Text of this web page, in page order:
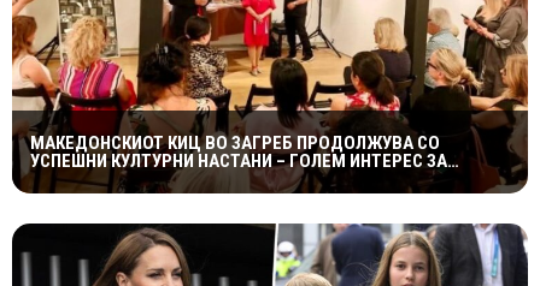
МАКЕДОНСКИОТ КИЦ ВО ЗАГРЕБ ПРОДОЛЖУВА СО
УСПЕШНИ КУЛТУРНИ НАСТАНИ – ГОЛЕМ ИНТЕРЕС ЗА
„ИСТОРИЈА НА МАКЕДОНСКАТА РОК МУЗИКА“